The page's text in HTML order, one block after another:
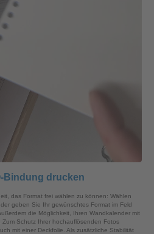
Bindung drucken
das Format frei wählen zu können: Wählen
geben Sie Ihr gewünschtes Format im Feld
die Möglichkeit, Ihren Wandkalender mit
Schutz Ihrer hochauflösenden Fotos
mit einer Deckfolie. Als zusätzliche Stabilität